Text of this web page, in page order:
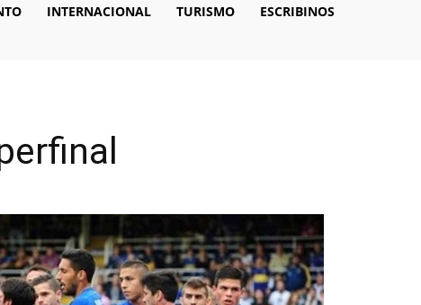
INTERNACIONAL TURISMO ESCRIBINOS